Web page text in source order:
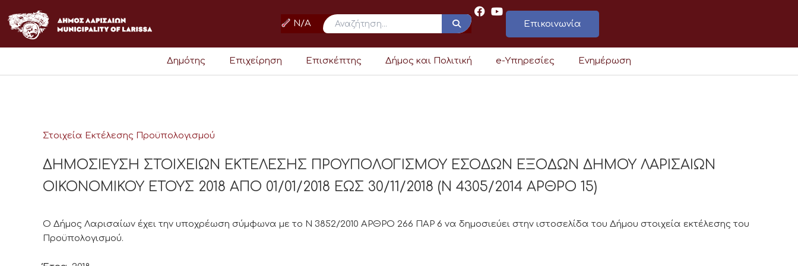
στο
περιεχόμενο
N/A Επικοινωνία
Δημότης Επιχείρηση Επισκέπτης Δήμος και Πολιτική e-Υπηρεσίες Ενημέρωση
Στοιχεία Εκτέλεσης Προϋπολογισμού
ΔΗΜΟΣΙΕΥΣΗ ΣΤΟΙΧΕΙΩΝ ΕΚΤΕΛΕΣΗΣ ΠΡΟΥΠΟΛΟΓΙΣΜΟΥ ΕΣΟΔΩΝ ΕΞΟΔΩΝ ΔΗΜΟΥ ΛΑΡΙΣΑΙΩΝ
ΟΙΚΟΝΟΜΙΚΟΥ ΕΤΟΥΣ 2018 ΑΠΟ 01/01/2018 ΕΩΣ 30/11/2018 (Ν 4305/2014 ΑΡΘΡΟ 15)
Ο Δήμος Λαρισαίων έχει την υποχρέωση σύμφωνα με το Ν 3852/2010 ΑΡΘΡΟ 266 ΠΑΡ 6 να δημοσιεύει στην ιστοσελίδα του Δήμου στοιχεία εκτέλεσης του
Προϋπολογισμού.